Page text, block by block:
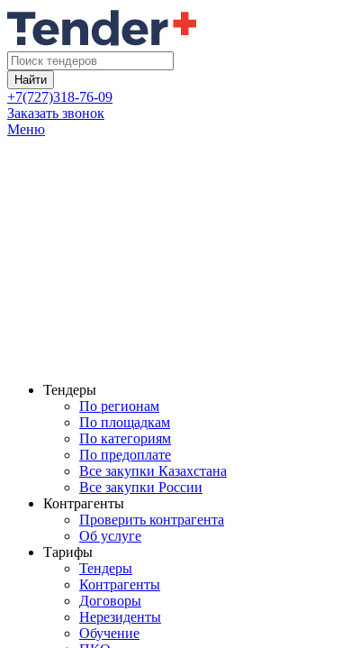
Найти
+7(727)318-76-09
Заказать звонок
Меню
Тендеры
По регионам
По площадкам
По категориям
По предоплате
Все закупки Казахстана
Все закупки России
Контрагенты
Проверить контрагента
Об услуге
Тарифы
Тендеры
Контрагенты
Договоры
Нерезиденты
Обучение